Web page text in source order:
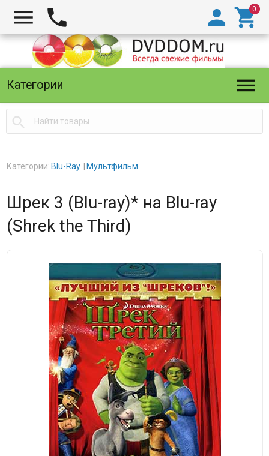
  

Категории 

Категории: Blu-Ray Мультфильм
Шрек 3 (Blu-ray)* на Blu-ray
(Shrek the Third)